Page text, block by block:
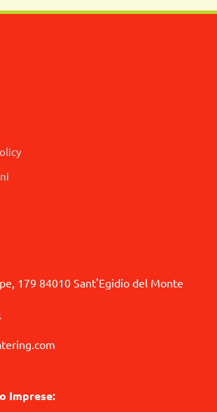
179 84010 Sant'Egidio del Monte
Imprese: